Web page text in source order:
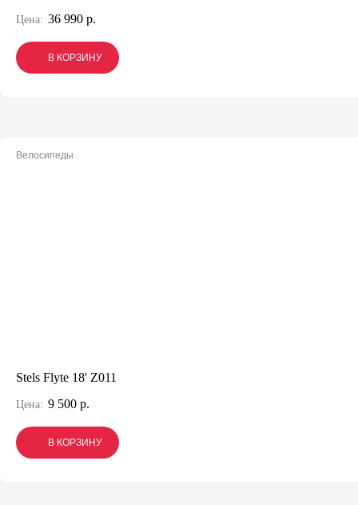
Цена: 36 990 р.
В КОРЗИНУ
В КОРЗИНУ
В КОРЗИНУ
Велосипеды
Stels Flyte 18' Z011
Цена: 9 500 р.
В КОРЗИНУ
В КОРЗИНУ
В КОРЗИНУ